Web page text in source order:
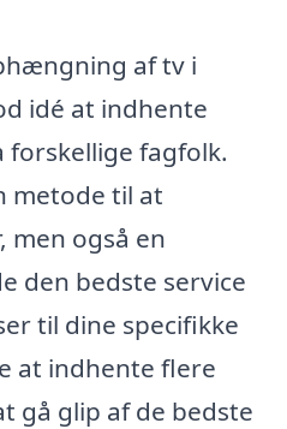
af tv i
idé at indhente
fagfolk.
metode til at
men også en
den bedste service
til dine specifikke
at indhente flere
gå glip af de bedste